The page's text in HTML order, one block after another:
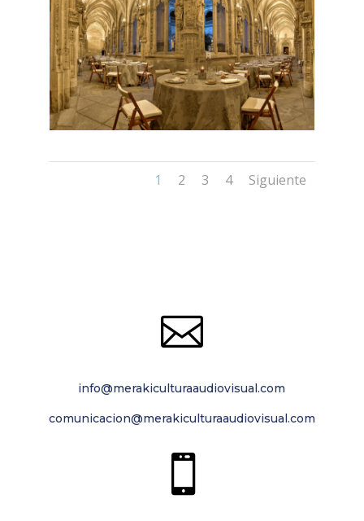
1 2 3 4 Siguiente

info@merakiculturaaudiovisual.com
comunicacion@merakiculturaaudiovisual.com
